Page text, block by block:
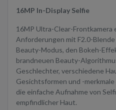
16MP In-Display Selfie
16MP Ultra-Clear-
Anforderungen mit F2.0-
Beauty-Modus, den Bokeh-
brandneuen Beauty-
Geschlechter, verschiedene
Gesichtsformen und -
die einfache Aufnahme von
empfindlicher Haut.